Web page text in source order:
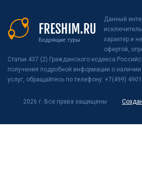
Данный
характер и
офертой,
Статьи 437 (2) Гражданского кодекса
получения подробной информации о
услуг, обращайтесь по телефону: +7(499)
2026 г. Все права защищены